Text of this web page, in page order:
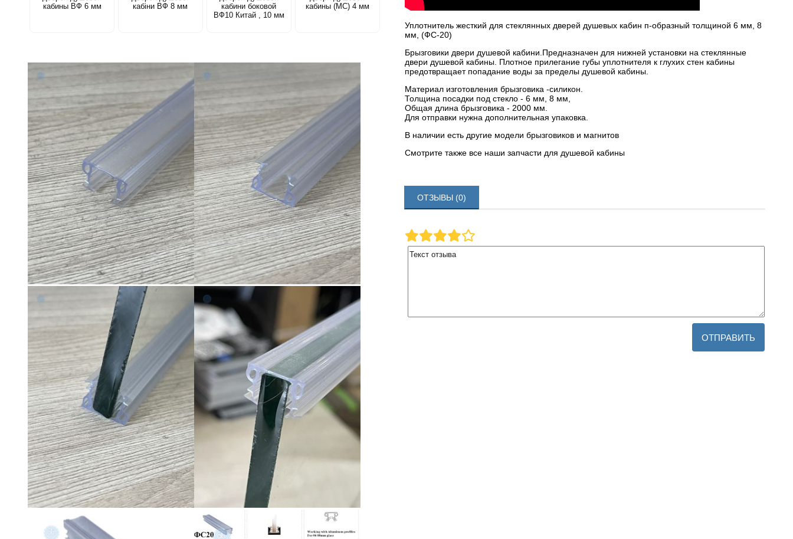
кабины ВФ 6 мм
кабіни ВФ 8 мм
кабини боковой
ВФ10 Китай , 10 мм
кабины (MC) 4 мм
Уплотнитель жесткий для стеклянных дверей душевых кабин п-образный толщиной 6 мм, 8
мм, (ФС-20)
Брызговики двери душевой кабини.Предназначен для нижней установки на стеклянные
двери душевой кабины. Плотное прилегание губы уплотнителя к глухих стен кабины
предотвращает попадание воды за пределы душевой кабины.
Материал изготовления брызговика -силикон.
Толщина посадки под стекло - 6 мм, 8 мм,
Общая длина брызговика - 2000 мм.
Для отправки нужна дополнительная упаковка.
В наличии есть другие модели брызговиков и магнитов
Смотрите также все наши запчасти для душевой кабины
ОТЗЫВЫ (0)
ОТПРАВИТЬ